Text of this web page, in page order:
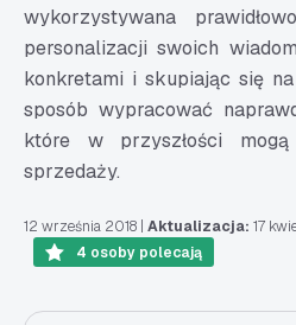
wykorzystywana
personalizacji swoich
konkretami i skupiając się
sposób wypracować
które w przyszłości
sprzedaży.
12 września 2018 Aktualizacja: 17
4 osoby polecają